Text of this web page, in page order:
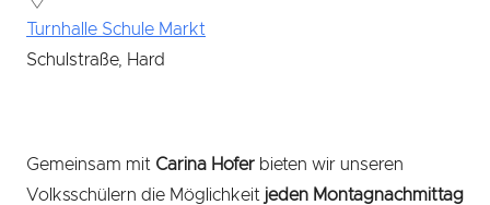
Turnhalle Schule Markt
Schulstraße, Hard
Gemeinsam mit Carina Hofer bieten wir unseren
Volksschülern die Möglichkeit jeden Montagnachmittag